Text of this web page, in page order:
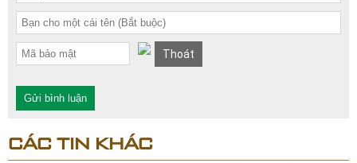
Thoát
Gửi bình luận
CÁC TIN KHÁC